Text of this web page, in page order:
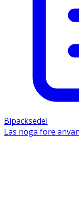
Bipacksedel
Läs noga före